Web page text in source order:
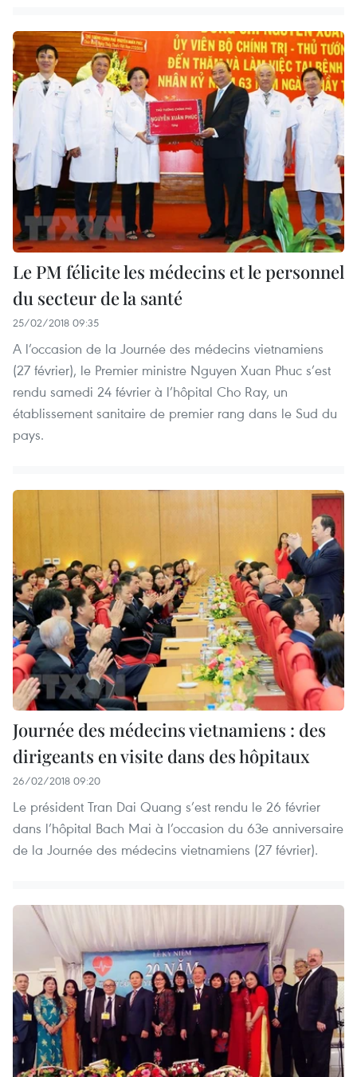
Le PM félicite les médecins et le personnel
du secteur de la santé
25/02/2018 09:35
A l’occasion de la Journée des médecins vietnamiens
(27 février), le Premier ministre Nguyen Xuan Phuc s’est
rendu samedi 24 février à l’hôpital Cho Ray, un
établissement sanitaire de premier rang dans le Sud du
pays.
Journée des médecins vietnamiens : des
dirigeants en visite dans des hôpitaux
26/02/2018 09:20
Le président Tran Dai Quang s’est rendu le 26 février
dans l’hôpital Bach Mai à l’occasion du 63e anniversaire
de la Journée des médecins vietnamiens (27 février).